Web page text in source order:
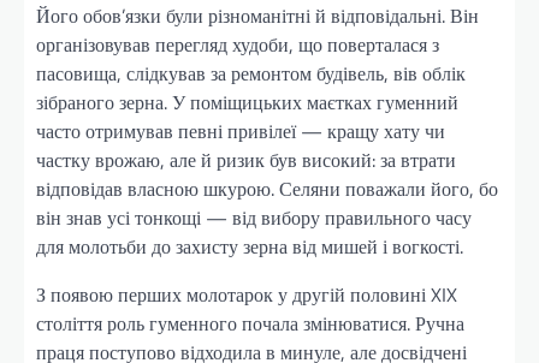
Його обов’язки були різноманітні й відповідальні. Він
організовував перегляд худоби, що поверталася з
пасовища, слідкував за ремонтом будівель, вів облік
зібраного зерна. У поміщицьких маєтках гуменний
часто отримував певні привілеї — кращу хату чи
частку врожаю, але й ризик був високий: за втрати
відповідав власною шкурою. Селяни поважали його, бо
він знав усі тонкощі — від вибору правильного часу
для молотьби до захисту зерна від мишей і вогкості.
З появою перших молотарок у другій половині XIX
століття роль гуменного почала змінюватися. Ручна
праця поступово відходила в минуле, але досвідчені